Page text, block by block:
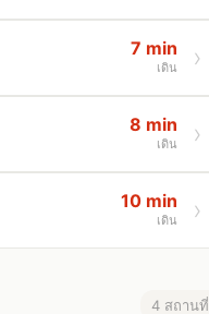
7 min
เดิน
8 min
เดิน
10 min
เดิน
4 สถานที่